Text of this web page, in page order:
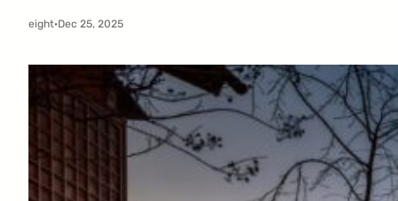
eight·Dec 25, 2025